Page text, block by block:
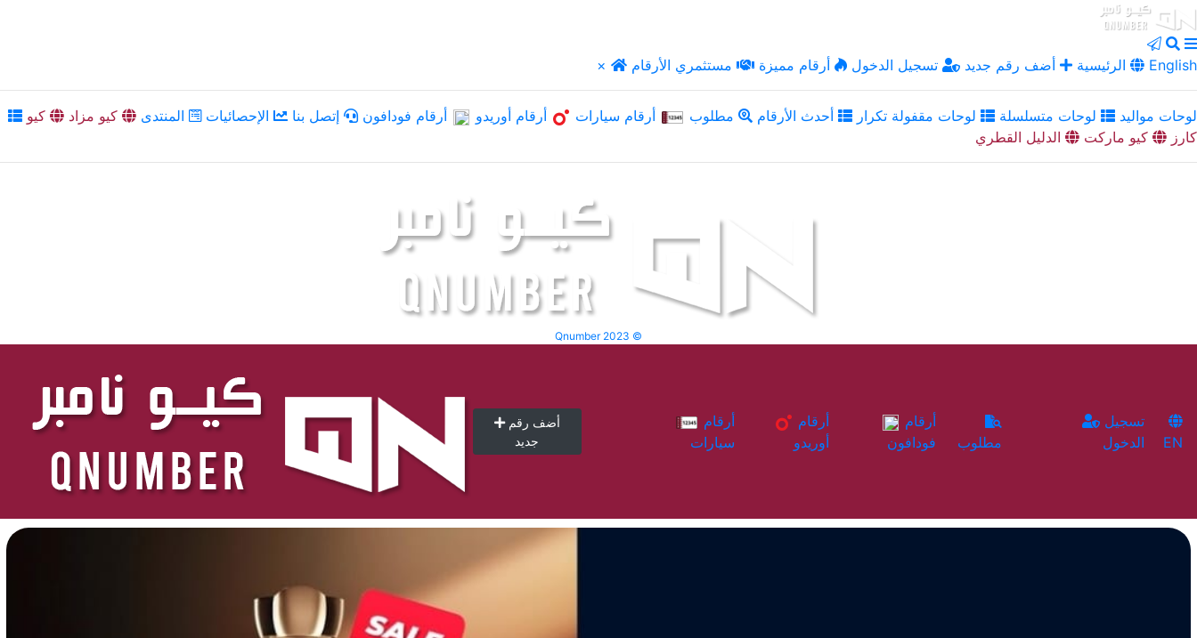
× الرئيسية أضف رقم جديد تسجيل الدخول أرقام مميزة مستثمري الأرقام English
لوحات مواليد لوحات متسلسلة لوحات مقفولة تكرار أحدث الأرقام مطلوب أرقام سيارات أرقام أوريدو أرقام فودافون إتصل بنا الإحصائيات المنتدى كيو مزاد
كيو
كارز
كيو ماركت الدليل القطري
Qnumber 2023 ©
أضف رقم
جديد
سيارات
أوريدو
فودافون
مطلوب
الدخول
EN